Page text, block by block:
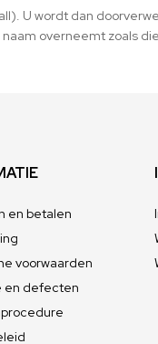
U wordt dan
overneemt zoals
en betalen
voorwaarden
en defecten